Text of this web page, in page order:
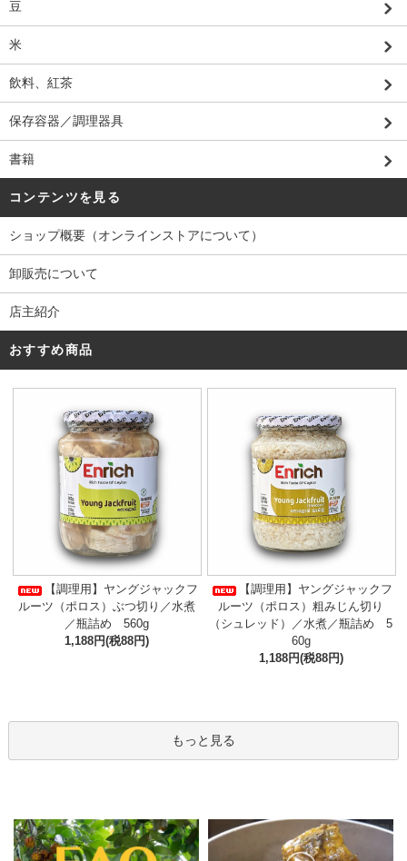
豆
米
飲料、紅茶
保存容器／調理器具
書籍
コンテンツを見る
ショップ概要（オンラインストアについて）
卸販売について
店主紹介
おすすめ商品
【調理用】ヤングジャックフ
ルーツ（ポロス）ぶつ切り／水煮
／瓶詰め 560g
1,188円(税88円)
【調理用】ヤングジャックフ
ルーツ（ポロス）粗みじん切り
（シュレッド）／水煮／瓶詰め 5
60g
1,188円(税88円)
もっと見る